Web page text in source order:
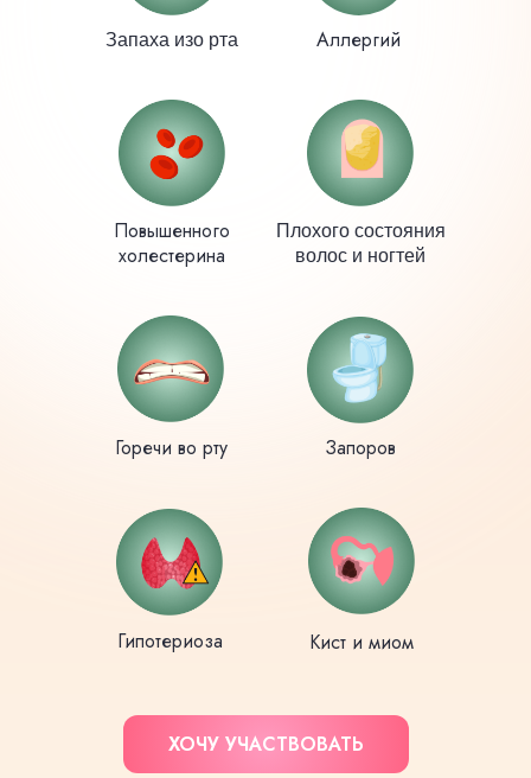
ХОЧУ УЧАСТВОВАТЬ
Плохого состояния
волос и ногтей
Аллергий
Кист и миом
Гипотериоза
Запаха изо рта
Запоров
Повышенного
холестерина
Горечи во рту